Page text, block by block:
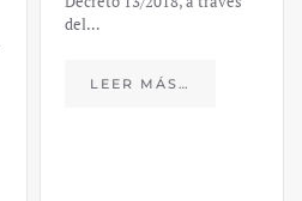
del…
LEER MÁS…